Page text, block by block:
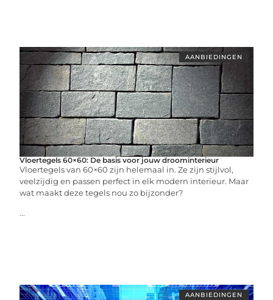
AANBIEDINGEN
Vloertegels 60×60: De basis voor jouw droominterieur
Vloertegels van 60×60 zijn helemaal in. Ze zijn stijlvol,
veelzijdig en passen perfect in elk modern interieur. Maar
wat maakt deze tegels nou zo bijzonder?
...
AANBIEDINGEN